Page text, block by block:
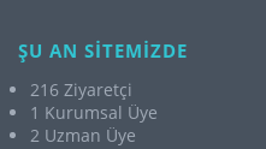
ŞU AN SİTEMİZDE
216 Ziyaretçi
1 Kurumsal Üye
2 Uzman Üye